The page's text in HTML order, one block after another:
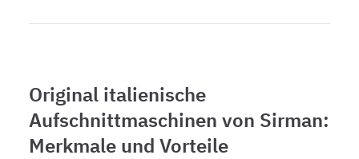
Original italienische
Aufschnittmaschinen von Sirman:
Merkmale und Vorteile